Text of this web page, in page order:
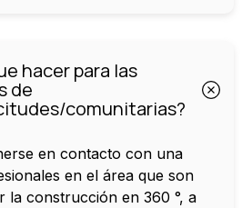
hacer para las
de
comunitarias?
en contacto con una
en el área que son
la construcción en 360 °, a